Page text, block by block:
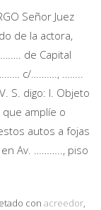
Señor Juez
de la actora,
de Capital
c/………., ……..
S. digo: I. Objeto
amplíe o
autos a fojas
Av. ……….., piso
con acreedor,